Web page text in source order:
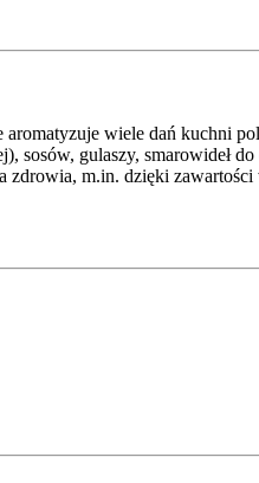
wiele dań kuchni
gulaszy, smarowideł
m.in. dzięki